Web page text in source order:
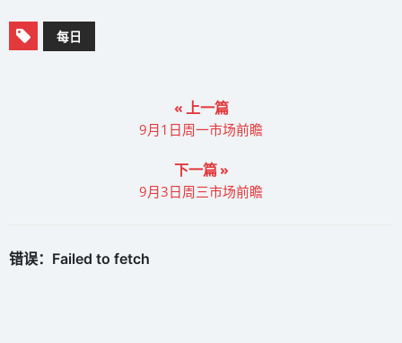
每日
« 上一篇
9月1日周一市场前瞻
下一篇 »
9月3日周三市场前瞻